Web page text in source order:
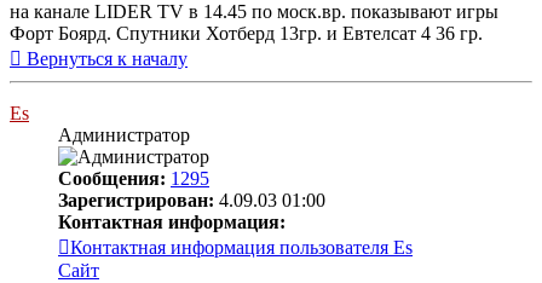
на канале LIDER TV в 14.45 по моск.вр. показывают игры
Форт Боярд. Спутники Хотберд 13гр. и Евтелсат 4 36 гр.
Вернуться к началу
Es
Администратор
Сообщения: 1295
Зарегистрирован: 4.09.03 01:00
Контактная информация:
Контактная информация пользователя Es
Сайт